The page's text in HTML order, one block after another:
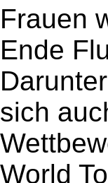
Frauen
Ende
sich
World